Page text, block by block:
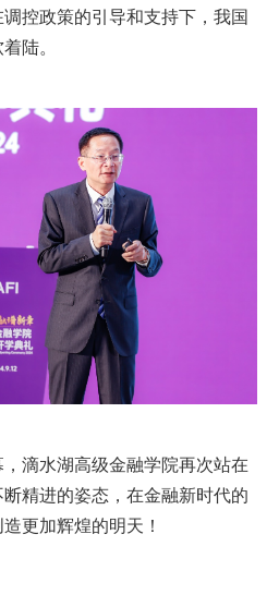
控政策的引导和支持下，我国
陆。
滴水湖高级金融学院再次站在
精进的姿态，在金融新时代的
更加辉煌的明天！